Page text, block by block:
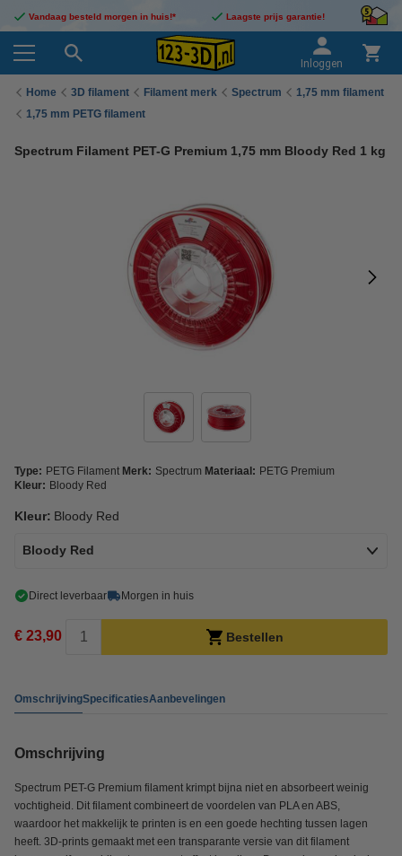
Vandaag besteld morgen in huis!* Laagste prijs garantie!
Inloggen
Home 3D filament Filament merk Spectrum
1,75 mm filament
1,75 mm PETG filament
Spectrum Filament PET-G Premium 1,75 mm Bloody Red 1 kg
Type: PETG Filament Merk: Spectrum Materiaal: PETG Premium
Kleur: Bloody Red
Kleur: Bloody Red
Bloody Red
Direct leverbaar Morgen in huis
€ 23,90 Bestellen
OmschrijvingSpecificatiesAanbevelingen
Omschrijving
Spectrum PET-G Premium filament krimpt bijna niet en absorbeert weinig
vochtigheid. Dit filament combineert de voordelen van PLA en ABS,
waardoor het makkelijk te printen is en een goede hechting tussen lagen
heeft. 3D-prints gemaakt met een transparante versie van dit filament